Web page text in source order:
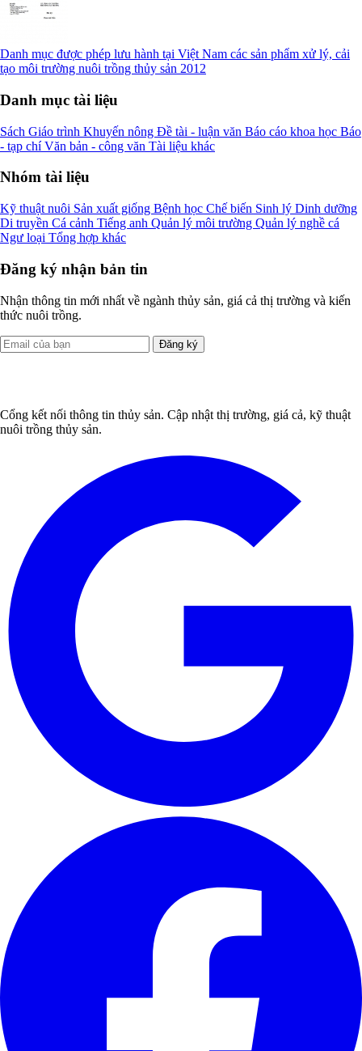
Danh mục được phép lưu hành tại Việt Nam các sản phẩm xử lý, cải
tạo môi trường nuôi trồng thủy sản 2012
Danh mục tài liệu
Sách Giáo trình Khuyến nông Đề tài - luận văn Báo cáo khoa học Báo
- tạp chíVăn bản - công văn Tài liệu khác
Nhóm tài liệu
Kỹ thuật nuôi Sản xuất giống Bệnh học Chế biến Sinh lý Dinh dưỡng
Di truyền Cá cảnh Tiếng anh Quản lý môi trường Quản lý nghề cá
Ngư loại Tổng hợp khác
Đăng ký nhận bản tin
Nhận thông tin mới nhất về ngành thủy sản, giá cả thị trường và kiến
thức nuôi trồng.
Đăng ký
Cổng kết nối thông tin thủy sản. Cập nhật thị trường, giá cả, kỹ thuật
nuôi trồng thủy sản.